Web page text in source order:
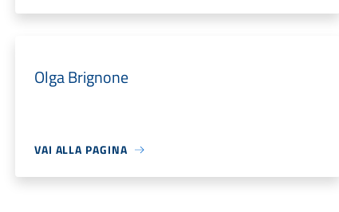
Olga Brignone
VAI ALLA PAGINA